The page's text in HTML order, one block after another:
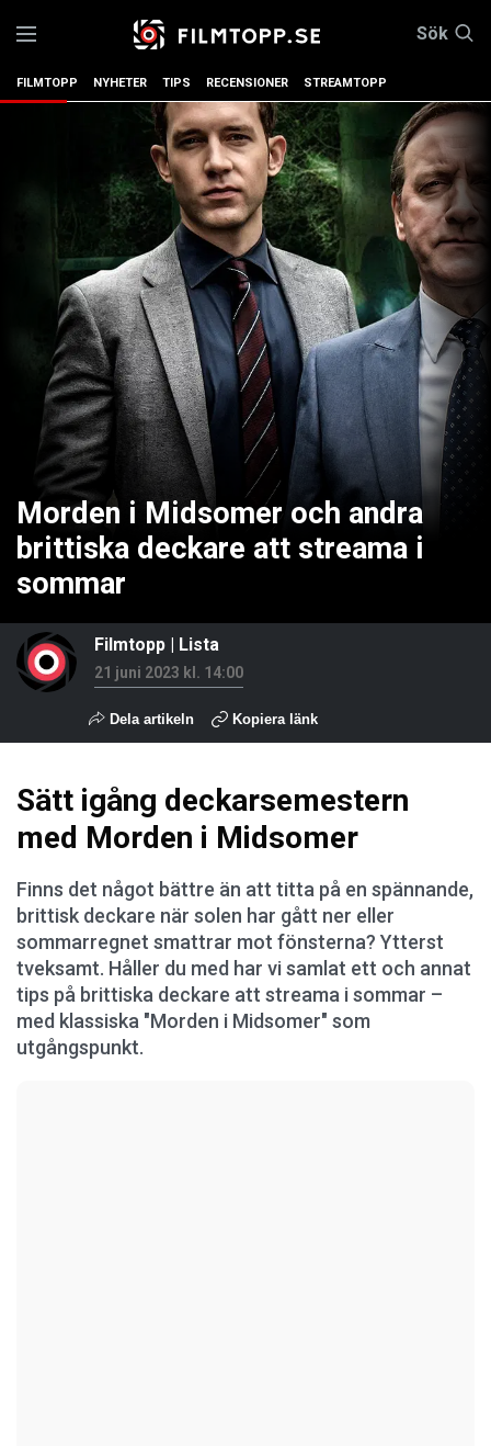
Sök
FILMTOPP NYHETER TIPS RECENSIONER STREAMTOPP
Morden i Midsomer och andra
brittiska deckare att streama i
sommar
Filmtopp | Lista
21 juni 2023 kl. 14:00
Dela artikeln Kopiera länk
Sätt igång deckarsemestern
med Morden i Midsomer
Finns det något bättre än att titta på en spännande,
brittisk deckare när solen har gått ner eller
sommarregnet smattrar mot fönsterna? Ytterst
tveksamt. Håller du med har vi samlat ett och annat
tips på brittiska deckare att streama i sommar –
med klassiska "Morden i Midsomer" som
utgångspunkt.